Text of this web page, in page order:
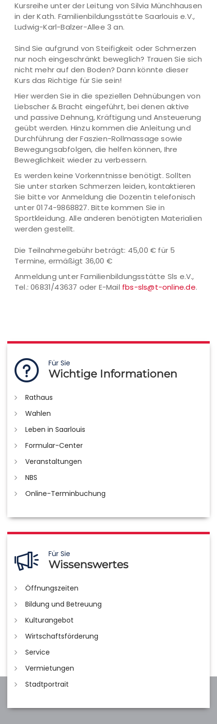
Kursreihe unter der Leitung von Silvia Münchhausen
in der Kath. Familienbildungsstätte Saarlouis e.V.,
Ludwig-Karl-Balzer-Allee 3 an.
Sind Sie aufgrund von Steifigkeit oder Schmerzen
nur noch eingeschränkt beweglich? Trauen Sie sich
nicht mehr auf den Boden? Dann könnte dieser
Kurs das Richtige für Sie sein!
Hier werden Sie in die speziellen Dehnübungen von
Liebscher & Bracht eingeführt, bei denen aktive
und passive Dehnung, Kräftigung und Ansteuerung
geübt werden. Hinzu kommen die Anleitung und
Durchführung der Faszien-Rollmassage sowie
Bewegungsabfolgen, die helfen können, Ihre
Beweglichkeit wieder zu verbessern.
Es werden keine Vorkenntnisse benötigt. Sollten
Sie unter starken Schmerzen leiden, kontaktieren
Sie bitte vor Anmeldung die Dozentin telefonisch
unter 0174-9868827. Bitte kommen Sie in
Sportkleidung. Alle anderen benötigten Materialien
werden gestellt.
Die Teilnahmegebühr beträgt: 45,00 € für 5
Termine, ermäßigt 36,00 €
Anmeldung unter Familienbildungsstätte Sls e.V.,
Tel.: 06831/43637 oder E-Mail fbs-sls@t-online.de.
Für Sie
Wichtige Informationen
Rathaus
Wahlen
Leben in Saarlouis
Formular-Center
Veranstaltungen
NBS
Online-Terminbuchung
Für Sie
Wissenswertes
Öffnungszeiten
Bildung und Betreuung
Kulturangebot
Wirtschaftsförderung
Service
Vermietungen
Stadtportrait